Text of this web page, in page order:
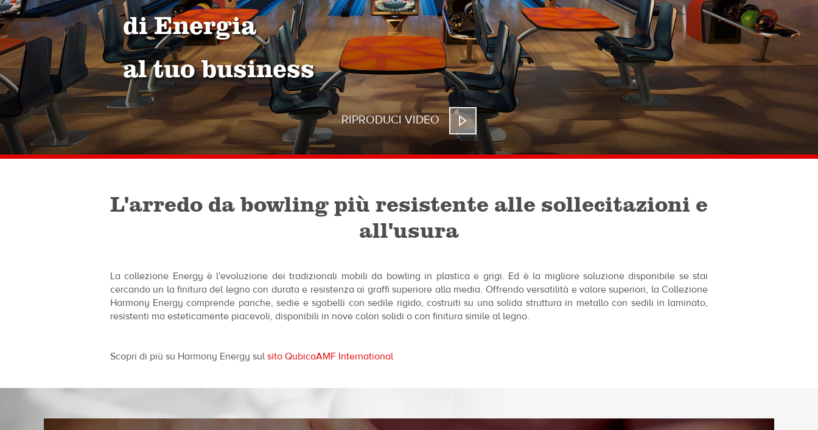
di Energia
al tuo business
RIPRODUCI VIDEO
L'arredo da bowling più resistente alle sollecitazioni e
all'usura
La collezione Energy è l'evoluzione dei tradizionali mobili da bowling in plastica e grigi. Ed è la migliore soluzione disponibile se stai
cercando un la finitura del legno con durata e resistenza ai graffi superiore alla media. Offrendo versatilità e valore superiori, la Collezione
Harmony Energy comprende panche, sedie e sgabelli con sedile rigido, costruiti su una solida struttura in metallo con sedili in laminato,
resistenti ma esteticamente piacevoli, disponibili in nove colori solidi o con finitura simile al legno.
Scopri di più su Harmony Energy sulsito QubicaAMF International